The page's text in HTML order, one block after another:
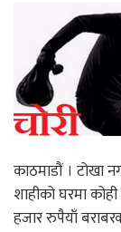
काठमाडौं । टोखा
शाहीको घरमा
हजार रुपैयाँ